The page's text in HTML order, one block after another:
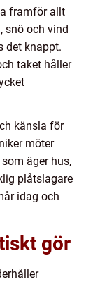
framför allt
snö och vind
det knappt.
taket håller
känsla för
möter
äger hus,
plåtslagare
idag och
gör